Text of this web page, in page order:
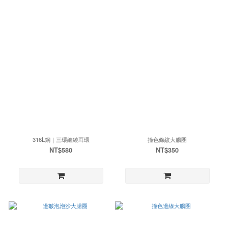
316L鋼｜三環纏繞耳環
NT$580
撞色條紋大腸圈
NT$350